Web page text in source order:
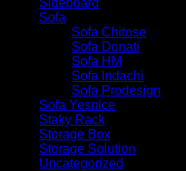
Sofa
Sofa Chitose
Sofa Donati
Sofa HM
Sofa Indachi
Sofa Prodesign
Sofa Yesnice
Staky Rack
Storage Box
Storage Solution
Uncategorized